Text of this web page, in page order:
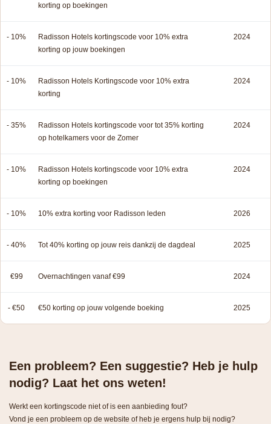
korting op boekingen
- 10%
Radisson Hotels kortingscode voor 10% extra
korting op jouw boekingen
2024
- 10%
Radisson Hotels Kortingscode voor 10% extra
korting
2024
- 35%
Radisson Hotels kortingscode voor tot 35% korting
op hotelkamers voor de Zomer
2024
- 10%
Radisson Hotels kortingscode voor 10% extra
korting op boekingen
2024
- 10% 10% extra korting voor Radisson leden 2026
- 40% Tot 40% korting op jouw reis dankzij de dagdeal 2025
€99 Overnachtingen vanaf €99 2024
- €50 €50 korting op jouw volgende boeking 2025
Een probleem? Een suggestie? Heb je hulp
nodig? Laat het ons weten!
Werkt een kortingscode niet of is een aanbieding fout?
Vond je een probleem op de website of heb je ergens hulp bij nodig?